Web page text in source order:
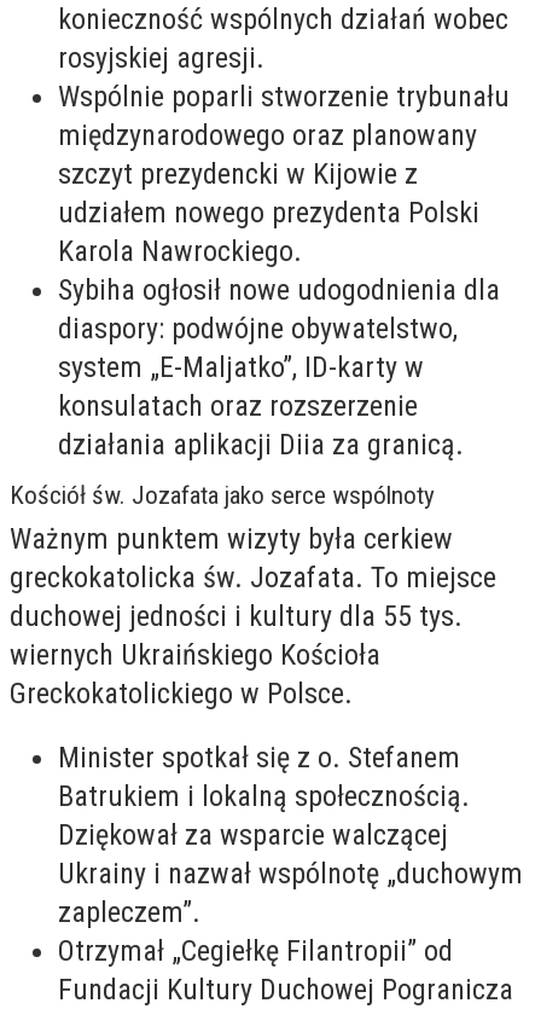
konieczność wspólnych działań wobec
rosyjskiej agresji.
Wspólnie poparli stworzenie trybunału
międzynarodowego oraz planowany
szczyt prezydencki w Kijowie z
udziałem nowego prezydenta Polski
Karola Nawrockiego.
Sybiha ogłosił nowe udogodnienia dla
diaspory: podwójne obywatelstwo,
system „E-Maljatko”, ID-karty w
konsulatach oraz rozszerzenie
działania aplikacji Diia za granicą.
Kościół św. Jozafata jako serce wspólnoty
Ważnym punktem wizyty była cerkiew
greckokatolicka św. Jozafata. To miejsce
duchowej jedności i kultury dla 55 tys.
wiernych Ukraińskiego Kościoła
Greckokatolickiego w Polsce.
Minister spotkał się z o. Stefanem
Batrukiem i lokalną społecznością.
Dziękował za wsparcie walczącej
Ukrainy i nazwał wspólnotę „duchowym
zapleczem”.
Otrzymał „Cegiełkę Filantropii” od
Fundacji Kultury Duchowej Pogranicza